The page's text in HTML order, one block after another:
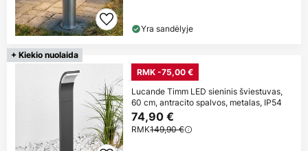
Yra sandėlyje
+ Kiekio nuolaida
RMK -75,00 €
Lucande Timm LED sieninis šviestuvas,
60 cm, antracito spalvos, metalas, IP54
74,90 €
RMK149,90 €